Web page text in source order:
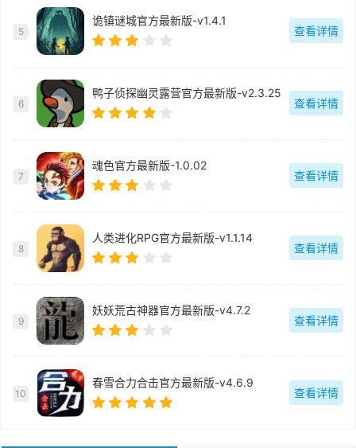
5
诡镇谜城官方最新版-v1.4.1
查看详情
6
鸭子侦探幽灵露营官方最新版-v2.3.25
查看详情
7
魂色官方最新版-1.0.02
查看详情
8
人类进化RPG官方最新版-v1.1.14
查看详情
9
妖妖荒古神器官方最新版-v4.7.2
查看详情
10
春雪合力合击官方最新版-v4.6.9
查看详情